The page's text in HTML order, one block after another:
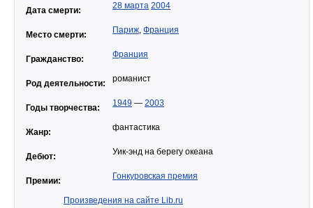
Дата смерти: 28 марта 2004
Место смерти: Париж, Франция
Гражданство: Франция
Род деятельности: романист
Годы творчества: 1949 — 2003
Жанр: фантастика
Дебют: Уик-энд на берегу океана
Премии: Гонкуровская премия
Произведения на сайте Lib.ru